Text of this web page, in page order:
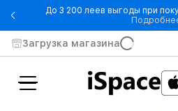
До 3 200 леев выгоды при
Загрузка магазина